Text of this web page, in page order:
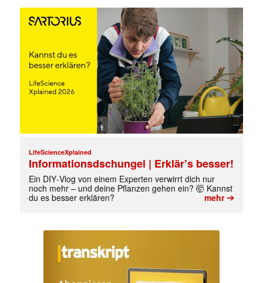
✕
LifeScienceXplained
Informationsdschungel | Erklär’s besser!
Ein DIY‑Vlog von einem Experten verwirrt dich nur
noch mehr – und deine Pflanzen gehen ein? 🤯 Kannst
du es besser erklären?
mehr➔